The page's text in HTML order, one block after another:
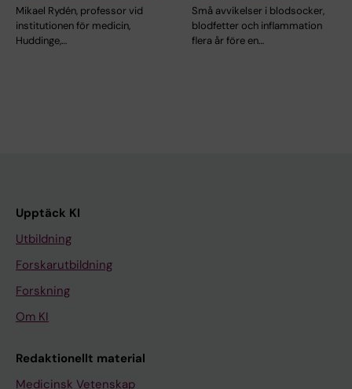
Mikael Rydén, professor vid
institutionen för medicin,
Huddinge,…
Små avvikelser i blodsocker,
blodfetter och inflammation
flera år före en…
Upptäck KI
Utbildning
Forskarutbildning
Forskning
Om KI
Redaktionellt material
Medicinsk Vetenskap